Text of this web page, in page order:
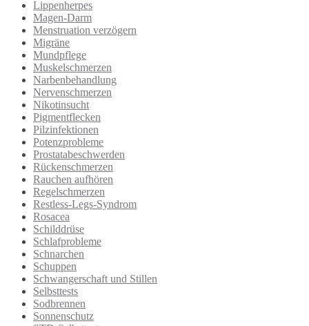
Lippenherpes
Magen-Darm
Menstruation verzögern
Migräne
Mundpflege
Muskelschmerzen
Narbenbehandlung
Nervenschmerzen
Nikotinsucht
Pigmentflecken
Pilzinfektionen
Potenzprobleme
Prostatabeschwerden
Rückenschmerzen
Rauchen aufhören
Regelschmerzen
Restless-Legs-Syndrom
Rosacea
Schilddrüse
Schlafprobleme
Schnarchen
Schuppen
Schwangerschaft und Stillen
Selbsttests
Sodbrennen
Sonnenschutz